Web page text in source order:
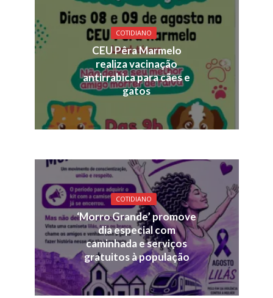
COTIDIANO
CEU Pêra Marmelo
realiza vacinação
antirrabica para cães e
gatos
COTIDIANO
‘Morro Grande’ promove
dia especial com
caminhada e serviços
gratuitos à população